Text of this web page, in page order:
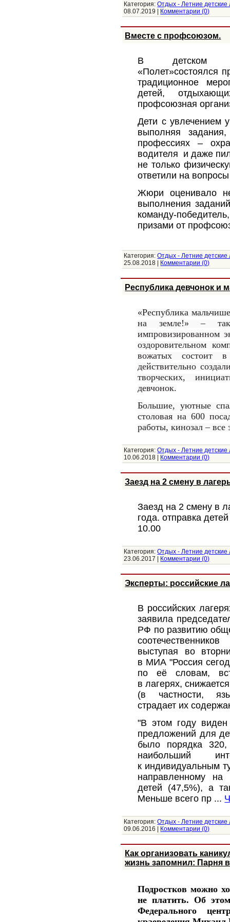
Категория: Отдых - Летние детские
08.07.2019
Комментарии (0)
Вместе с профсоюзом.
В детском
«Полет»состоялся
традиционное
детей,
профсоюзная
Дети с увлечением
выполняя
профессиях –
водителя и даже
не только
ответили на
Жюри оценивало
выполнения
команду-
призами от
Категория: Отдых - Летние детские
25.08.2018
Комментарии (0)
Республика девчонок и
«Республика
на земле!» –
импровизированном
оздоровительном
вожатых состоит
действительно
творческих,
девчонок.
Большие, уютные
столовая на 600
работы, кинозал – все
Категория: Отдых - Летние детские
10.06.2018
Комментарии (0)
Заезд на 2 смену в
Заезд на 2 смену в
года. отправка
10.00
Категория: Отдых - Летние детские
23.06.2017
Комментарии (0)
Эксперты: российские
В российских
заявила
РФ по развитию
выступая во
в МИА "Россия
по её словам,
в лагерях,
(в частности,
страдает их
"В этом году виден
предложений для
было порядка
наибольший
к индивидуальным
направленному
детей (47,5%), а
Меньше всего пр ...
Категория: Отдых - Летние детские
09.06.2016
Комментарии (0)
Как организовать
жизнь запомнил: Парня
Подростков можно
не платить. Об
Федерального